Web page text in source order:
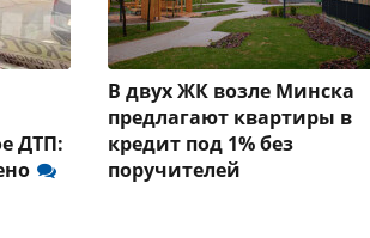
ДТП:
В двух ЖК возле Минска
предлагают квартиры в
кредит под 1% без
поручителей